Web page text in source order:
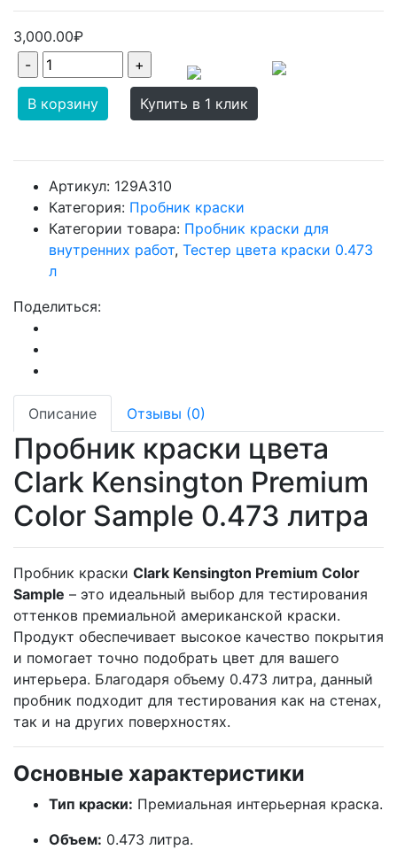
3,000.00₽
В корзину Купить в 1 клик
Артикул: 129A310
Категория: Пробник краски
Категории товара: Пробник краски для
внутренних работ, Тестер цвета краски 0.473
л
Поделиться:
Описание Отзывы (0)
Пробник краски цвета
Clark Kensington Premium
Color Sample 0.473 литра
Пробник краски Clark Kensington Premium Color
Sample – это идеальный выбор для тестирования
оттенков премиальной американской краски.
Продукт обеспечивает высокое качество покрытия
и помогает точно подобрать цвет для вашего
интерьера. Благодаря объему 0.473 литра, данный
пробник подходит для тестирования как на стенах,
так и на других поверхностях.
Основные характеристики
Тип краски: Премиальная интерьерная краска.
Объем: 0.473 литра.